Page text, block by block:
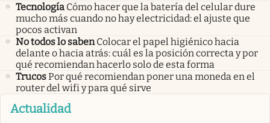
Tecnología Cómo hacer que la batería del celular dure
mucho más cuando no hay electricidad: el ajuste que
pocos activan
No todos lo saben Colocar el papel higiénico hacia
delante o hacia atrás: cuál es la posición correcta y por
qué recomiendan hacerlo solo de esta forma
TrucosPor qué recomiendan poner una moneda en el
router del wifi y para qué sirve
Actualidad